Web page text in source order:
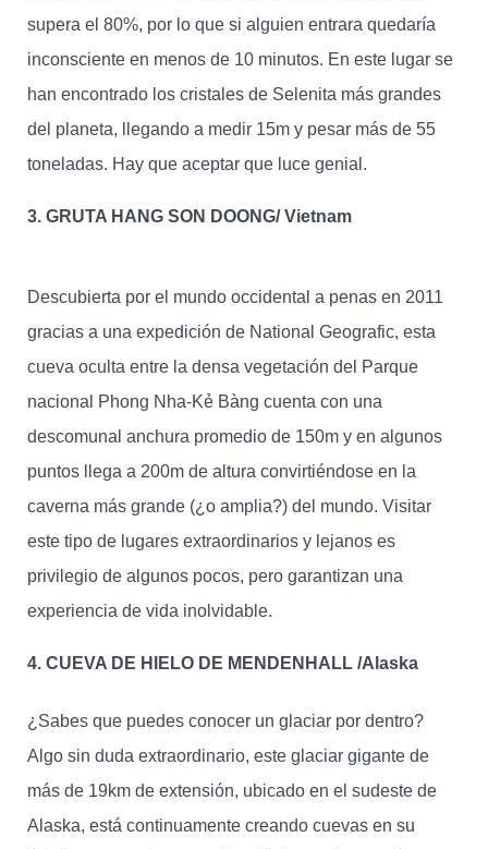
supera el 80%, por lo que si alguien entrara quedaría
inconsciente en menos de 10 minutos. En este lugar se
han encontrado los cristales de Selenita más grandes
del planeta, llegando a medir 15m y pesar más de 55
toneladas. Hay que aceptar que luce genial.
3. GRUTA HANG SON DOONG/ Vietnam
Descubierta por el mundo occidental a penas en 2011
gracias a una expedición de National Geografic, esta
cueva oculta entre la densa vegetación del Parque
nacional Phong Nha-Kẻ Bàng cuenta con una
descomunal anchura promedio de 150m y en algunos
puntos llega a 200m de altura convirtiéndose en la
caverna más grande (¿o amplia?) del mundo. Visitar
este tipo de lugares extraordinarios y lejanos es
privilegio de algunos pocos, pero garantizan una
experiencia de vida inolvidable.
4. CUEVA DE HIELO DE MENDENHALL /Alaska
¿Sabes que puedes conocer un glaciar por dentro?
Algo sin duda extraordinario, este glaciar gigante de
más de 19km de extensión, ubicado en el sudeste de
Alaska, está continuamente creando cuevas en su